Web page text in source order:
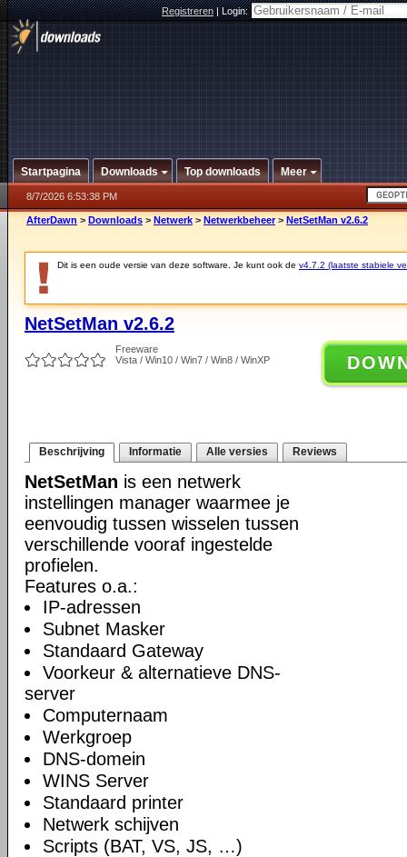
Registreren|Login:
Startpagina Downloads Top downloads Meer
8/7/2026 6:53:38 PM
AfterDawn > Downloads > Netwerk > Netwerkbeheer > NetSetMan v2.6.2
Dit is een oude versie van deze software. Je kunt ook de v4.7.2 (laatste stabiele
NetSetMan v2.6.2
Freeware
Vista / Win10 / Win7 / Win8 / WinXP
Beschrijving Informatie Alle versies Reviews
NetSetMan is een netwerk
instellingen manager waarmee je
eenvoudig tussen wisselen tussen
verschillende vooraf ingestelde
profielen.
Features o.a.:
IP-adressen
Subnet Masker
Standaard Gateway
Voorkeur & alternatieve DNS-
server
Computernaam
Werkgroep
DNS-domein
WINS Server
Standaard printer
Netwerk schijven
Scripts (BAT, VS, JS, …)